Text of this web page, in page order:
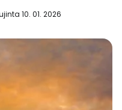
10. 01. 2026